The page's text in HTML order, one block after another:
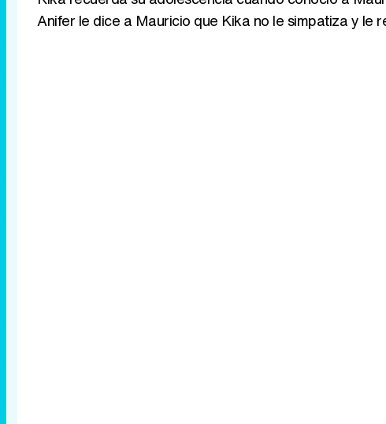
Anifer le dice a Mauricio que Kika no le simpatiza y le